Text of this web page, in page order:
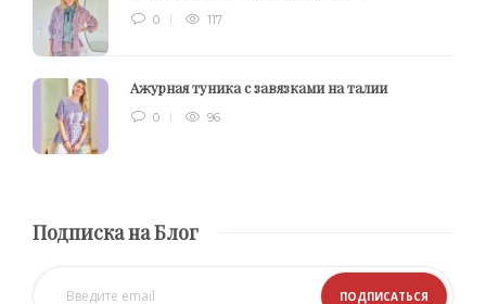
0 117
Ажурная туника с завязками на талии
0 96
Подписка на Блог